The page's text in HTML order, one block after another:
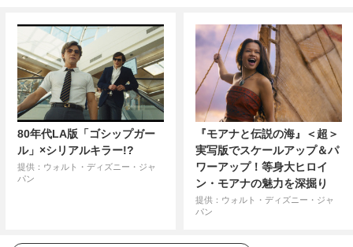
80年代LA版「ゴシップガー
ル」×シリアルキラー!?
提供：ウォルト・ディズニー・ジャ
パン
『モアナと伝説の海』＜超＞
実写版でスケールアップ＆パ
ワーアップ！等身大ヒロイ
ン・モアナの魅力を深掘り
提供：ウォルト・ディズニー・ジャ
パン